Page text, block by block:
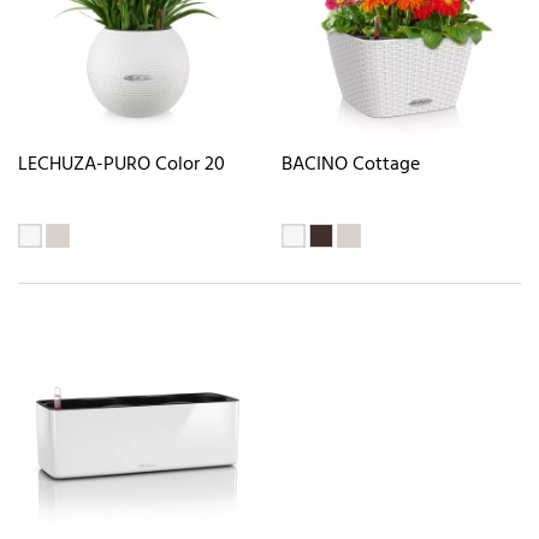
LECHUZA-PURO Color 20 BACINO Cottage